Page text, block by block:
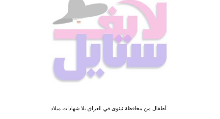
أطفال من محافظة نينوى في العراق بلا شهادات ميلاد